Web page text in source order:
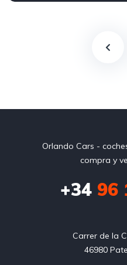
Orlando Cars -
compra y
+3496
Carrer de la
46980